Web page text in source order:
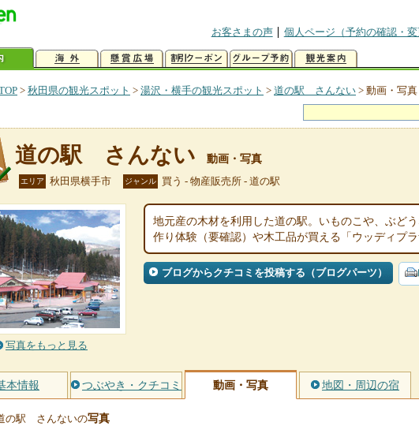
お客さまの声
個人ページ（予約の確認・変
> 秋田県の観光スポット > 湯沢・横手の観光スポット > 道の駅 さんない > 動画・写真
道の駅 さんない 動画・写真
エリア 秋田県横手市 ジャンル 買う - 物産販売所 - 道の駅
写真をもっと見る
地元産の木材を利用した道の駅。いものこや、ぶど
作り体験（要確認）や木工品が買える「ウッディプラ
ブログからクチコミを投稿する（ブログパーツ）
本情報 つぶやき・クチコミ 動画・写真 地図・周辺の宿
の駅 さんないの写真